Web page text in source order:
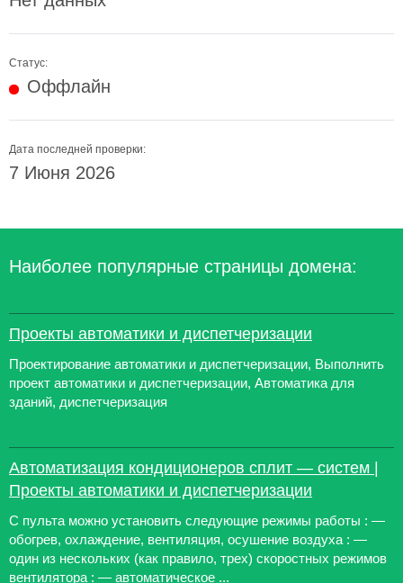
Статус:
Оффлайн
Дата последней проверки:
7 Июня 2026
Наиболее популярные страницы домена:
Проекты автоматики и диспетчеризации
Проектирование автоматики и диспетчеризации, Выполнить
проект автоматики и диспетчеризации, Автоматика для
зданий, диспетчеризация
Автоматизация кондиционеров сплит — систем |
Проекты автоматики и диспетчеризации
С пульта можно установить следующие режимы работы : —
обогрев, охлаждение, вентиляция, осушение воздуха : —
один из нескольких (как правило, трех) скоростных режимов
вентилятора : — автоматическое ...